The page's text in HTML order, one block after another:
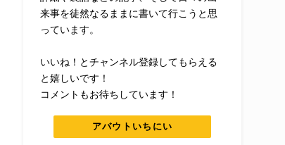
来事を徒然なるままに書いて行こうと思
っています。
いいね！とチャンネル登録してもらえる
と嬉しいです！
コメントもお待ちしています！
アバウトいちにい